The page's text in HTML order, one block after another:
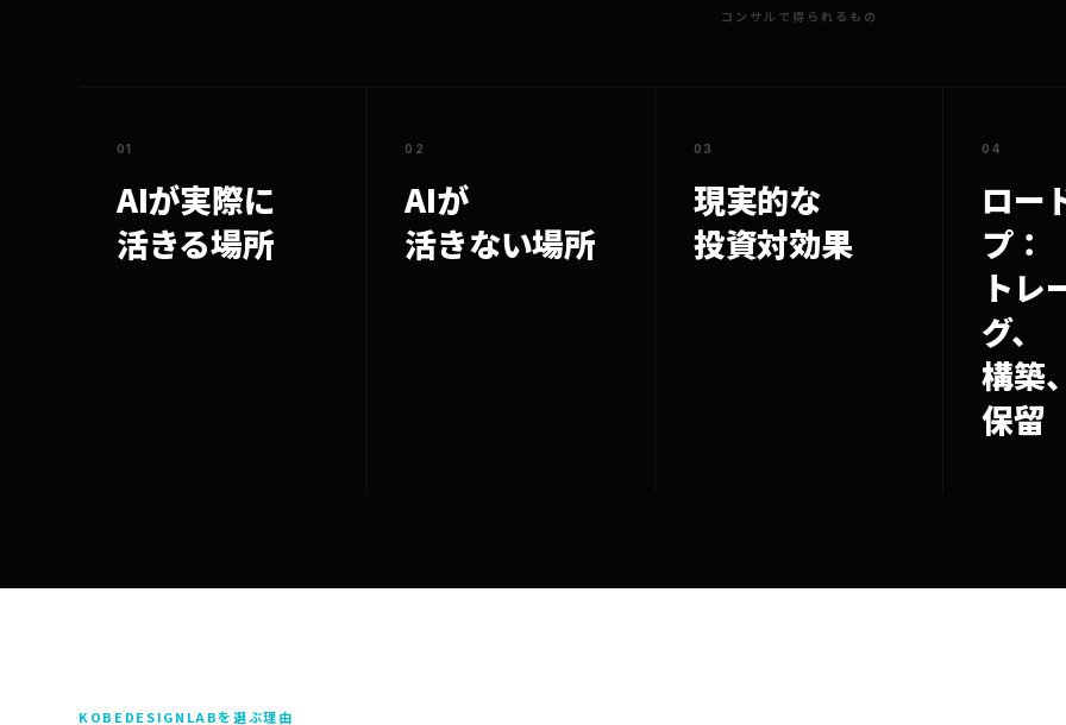
コンサルで得られるもの
01
AIが実際に
活きる場所
02
AIが
活きない場所
03
現実的な
投資対効果
04
ロー
プ：
トレ
グ、
構築
保留
KOBEDESIGNLABを選ぶ理由